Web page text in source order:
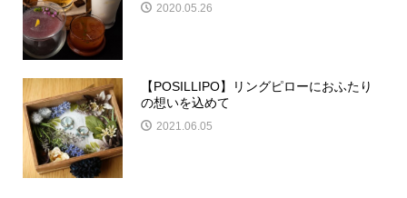
2020.05.26
【POSILLIPO】リングピローにおふたり
の想いを込めて
2021.06.05